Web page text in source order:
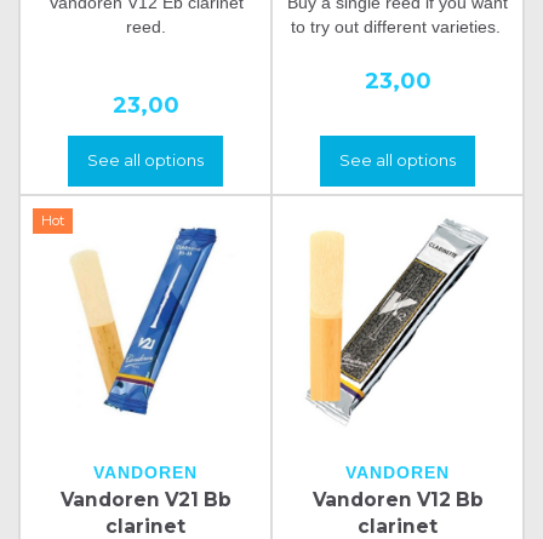
reed.
23,00
See all options
to try out different varieties.
23,00
See all options
Hot
VANDOREN
Vandoren V21 Bb
clarinet
VANDOREN
Vandoren V12 Bb
clarinet